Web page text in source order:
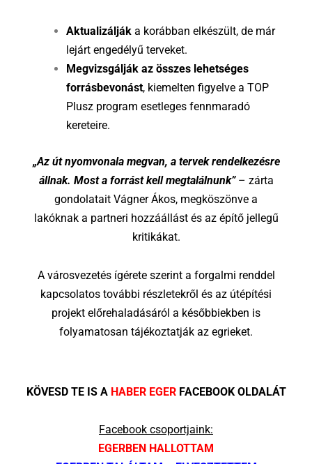
Aktualizáljáka korábban elkészült, de már
lejárt engedélyű terveket.
Megvizsgálják az összes lehetséges
forrásbevonást, kiemelten figyelve a TOP
Plusz program esetleges fennmaradó
kereteire.
„Az út nyomvonala megvan, a tervek rendelkezésre
állnak. Most a forrást kell megtalálnunk”– zárta
gondolatait Vágner Ákos, megköszönve a
lakóknak a partneri hozzáállást és az építő jellegű
kritikákat.
A városvezetés ígérete szerint a forgalmi renddel
kapcsolatos további részletekről és az útépítési
projekt előrehaladásáról a későbbiekben is
folyamatosan tájékoztatják az egrieket.
KÖVESD TE IS A HABER EGERFACEBOOK OLDALÁT
Facebook csoportjaink:
EGERBEN HALLOTTAM